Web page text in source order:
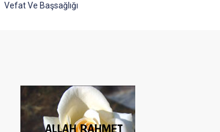
Vefat Ve Başsağlığı